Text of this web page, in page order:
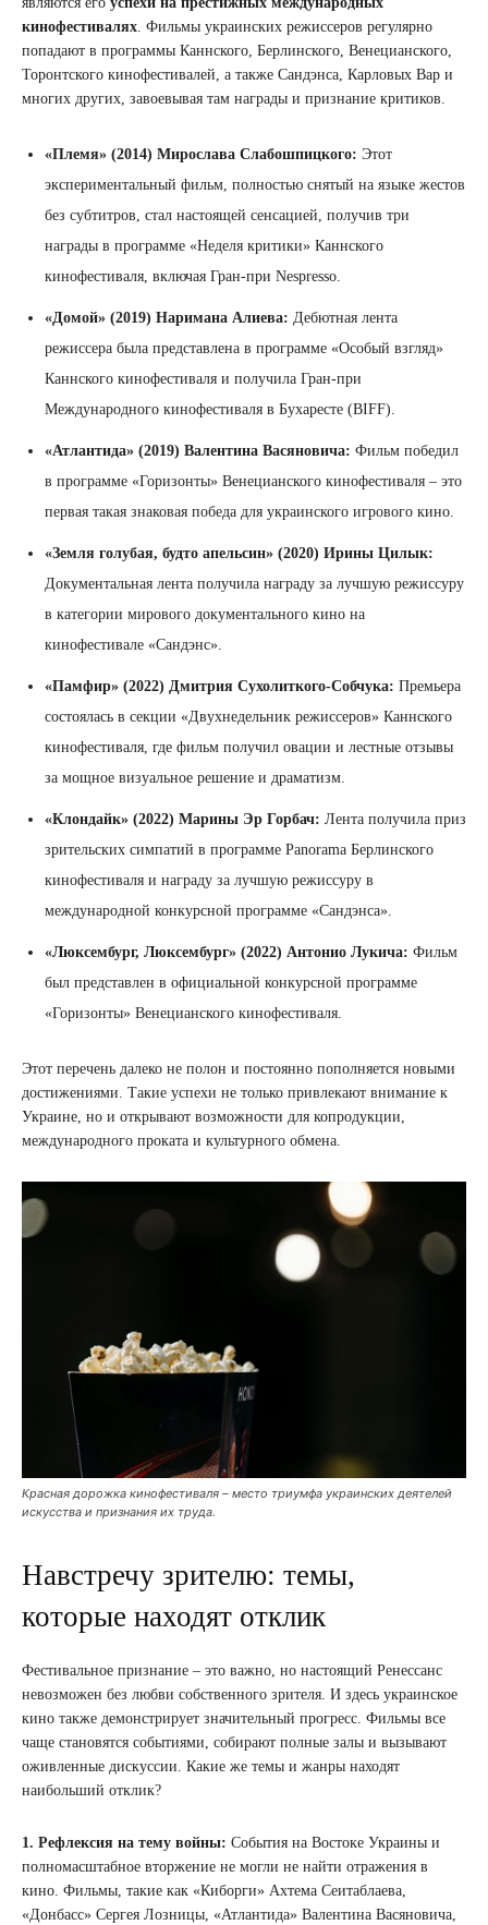
кинофестивалях . Фильмы украинских режиссеров регулярно
попадают в программы Каннского, Берлинского, Венецианского,
Торонтского кинофестивалей, а также Сандэнса, Карловых Вар и
многих других, завоевывая там награды и признание критиков.
«Племя» (2014) Мирослава Слабошпицкого: Этот
экспериментальный фильм, полностью снятый на языке жестов
без субтитров, стал настоящей сенсацией, получив три
награды в программе «Неделя критики» Каннского
кинофестиваля, включая Гран-при Nespresso.
«Домой» (2019) Наримана Алиева: Дебютная лента
режиссера была представлена в программе «Особый взгляд»
Каннского кинофестиваля и получила Гран-при
Международного кинофестиваля в Бухаресте (BIFF).
«Атлантида» (2019) Валентина Васяновича: Фильм победил
в программе «Горизонты» Венецианского кинофестиваля – это
первая такая знаковая победа для украинского игрового кино.
«Земля голубая, будто апельсин» (2020) Ирины Цилык:
Документальная лента получила награду за лучшую режиссуру
в категории мирового документального кино на
кинофестивале «Сандэнс».
«Памфир» (2022) Дмитрия Сухолиткого-Собчука: Премьера
состоялась в секции «Двухнедельник режиссеров» Каннского
кинофестиваля, где фильм получил овации и лестные отзывы
за мощное визуальное решение и драматизм.
«Клондайк» (2022) Марины Эр Горбач: Лента получила приз
зрительских симпатий в программе Panorama Берлинского
кинофестиваля и награду за лучшую режиссуру в
международной конкурсной программе «Сандэнса».
«Люксембург, Люксембург» (2022) Антонио Лукича: Фильм
был представлен в официальной конкурсной программе
«Горизонты» Венецианского кинофестиваля.
Этот перечень далеко не полон и постоянно пополняется новыми
достижениями. Такие успехи не только привлекают внимание к
Украине, но и открывают возможности для копродукции,
международного проката и культурного обмена.
Красная дорожка кинофестиваля – место триумфа украинских деятелей
искусства и признания их труда.
Навстречу зрителю: темы,
которые находят отклик
Фестивальное признание – это важно, но настоящий Ренессанс
невозможен без любви собственного зрителя. И здесь украинское
кино также демонстрирует значительный прогресс. Фильмы все
чаще становятся событиями, собирают полные залы и вызывают
оживленные дискуссии. Какие же темы и жанры находят
наибольший отклик?
1. Рефлексия на тему войны: События на Востоке Украины и
полномасштабное вторжение не могли не найти отражения в
кино. Фильмы, такие как «Киборги» Ахтема Сеитаблаева,
«Донбасс» Сергея Лозницы, «Атлантида» Валентина Васяновича,